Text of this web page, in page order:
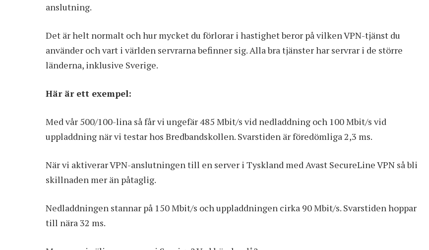
anslutning.
Det är helt normalt och hur mycket du förlorar i hastighet beror på vilken VPN-tjänst du
använder och vart i världen servrarna befinner sig. Alla bra tjänster har servrar i de större
länderna, inklusive Sverige.
Här är ett exempel:
Med vår 500/100-lina så får vi ungefär 485 Mbit/s vid nedladdning och 100 Mbit/s vid
uppladdning när vi testar hos Bredbandskollen. Svarstiden är föredömliga 2,3 ms.
När vi aktiverar VPN-anslutningen till en server i Tyskland med Avast SecureLine VPN så bli
skillnaden mer än påtaglig.
Nedladdningen stannar på 150 Mbit/s och uppladdningen cirka 90 Mbit/s. Svarstiden hoppar
till nära 32 ms.